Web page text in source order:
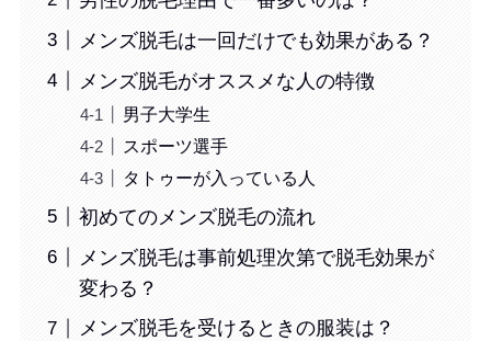
メンズ脱毛は一回だけでも効果がある？
メンズ脱毛がオススメな人の特徴
男子大学生
スポーツ選手
タトゥーが入っている人
初めてのメンズ脱毛の流れ
メンズ脱毛は事前処理次第で脱毛効果が
変わる？
メンズ脱毛を受けるときの服装は？